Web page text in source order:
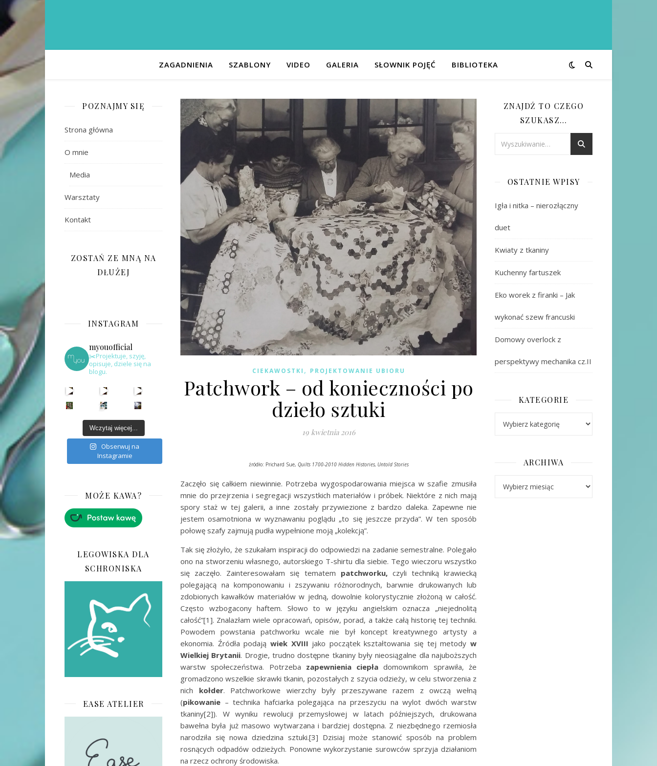
ZAGADNIENIA SZABLONY VIDEO GALERIA SŁOWNIK POJĘĆ BIBLIOTEKA
POZNAJMY SIĘ
Strona główna
O mnie
Media
Warsztaty
Kontakt
ZOSTAŃ ZE MNĄ NA
DŁUŻEJ
INSTAGRAM
myouofficial
✂️Projektuje, szyję,
opisuje, dziele się na
blogu.
Wczytaj więcej...
Obserwuj na
Instagramie
MOŻE KAWA?
LEGOWISKA DLA
SCHRONISKA
EASE ATELIER
CIEKAWOSTKI , PROJEKTOWANIE UBIORU
Patchwork – od konieczności po
dzieło sztuki
19 kwietnia 2016
źródło: Prichard Sue, Quilts 1700-2010 Hidden Histories, Untold Stories
Zaczęło się całkiem niewinnie. Potrzeba wygospodarowania miejsca w szafie zmusiła
mnie do przejrzenia i segregacji wszystkich materiałów i próbek. Niektóre z nich mają
spory staż w tej galerii, a inne zostały przywiezione z bardzo daleka. Zapewne nie
jestem osamotniona w wyznawaniu poglądu „to się jeszcze przyda”. W ten sposób
połowę szafy zajmują pudła wypełnione moją „kolekcją”.
Tak się złożyło, że szukałam inspiracji do odpowiedzi na zadanie semestralne. Polegało
ono na stworzeniu własnego, autorskiego T-shirtu dla siebie. Tego wieczoru wszystko
się zaczęło. Zainteresowałam się tematem patchworku,czyli techniką krawiecką
polegającą na komponowaniu i zszywaniu różnorodnych, barwnie drukowanych lub
zdobionych kawałków materiałów w jedną, dowolnie kolorystycznie złożoną w całość.
Często wzbogacony haftem. Słowo to w języku angielskim oznacza „niejednolitą
całość”[1]. Znalazłam wiele opracowań, opisów, porad, a także całą historię tej techniki.
Powodem powstania patchworku wcale nie był koncept kreatywnego artysty a
ekonomia. Źródła podają wiek XVIII jako początek kształtowania się tej metodyw
Wielkiej Brytanii. Drogie, trudno dostępne tkaniny były nieosiągalne dla najuboższych
warstw społeczeństwa. Potrzeba zapewnienia ciepła domownikom sprawiła, że
gromadzono wszelkie skrawki tkanin, pozostałych z szycia odzieży, w celu stworzenia z
nich kołder. Patchworkowe wierzchy były przeszywane razem z owczą wełną
(pikowanie – technika hafciarka polegająca na przeszyciu na wylot dwóch warstw
tkaniny[2]). W wyniku rewolucji przemysłowej w latach późniejszych, drukowana
bawełna była już masowo wytwarzana i bardziej dostępna. Z niezbędnego rzemiosła
narodziła się nowa dziedzina sztuki.[3] Dzisiaj może stanowić sposób na problem
rosnących odpadów odzieżych. Ponowne wykorzystanie surowców sprzyja działaniom
na rzecz ochrony środowiska.
ZNAJDŹ TO CZEGO
SZUKASZ…
OSTATNIE WPISY
Igła i nitka – nierozłączny
duet
Kwiaty z tkaniny
Kuchenny fartuszek
Eko worek z firanki – Jak
wykonać szew francuski
Domowy overlock z
perspektywy mechanika cz.II
KATEGORIE
ARCHIWA